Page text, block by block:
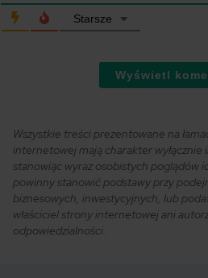
Starsze
Wyświetl
Wszystkie treści prezentowane na
internetowej mają charakter
stanowiąc wyraz osobistych poglądów
powinny stanowić podstawy przy
biznesowych, inwestycyjnych, lub
właściciel strony internetowej ani
odpowiedzialności.